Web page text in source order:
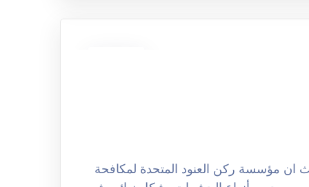
الحشرات بالرياض 0508251950 حيث ان مؤسسة ركن العنود المتحدة لمكافحة